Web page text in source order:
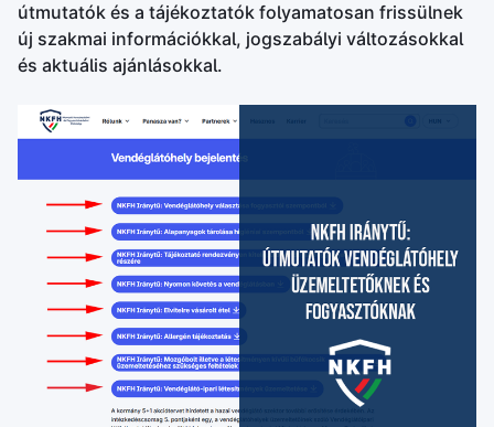
útmutatók és a tájékoztatók folyamatosan frissülnek
új szakmai információkkal, jogszabályi változásokkal
és aktuális ajánlásokkal.